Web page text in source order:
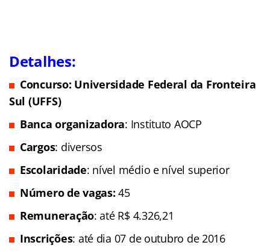
Detalhes:
Concurso: Universidade Federal da Fronteira
Sul (UFFS)
Banca organizadora: Instituto AOCP
Cargos: diversos
Escolaridade: nível médio e nível superior
Número de vagas:45
Remuneração: até R$ 4.326,21
Inscrições: até dia 07 de outubro de 2016